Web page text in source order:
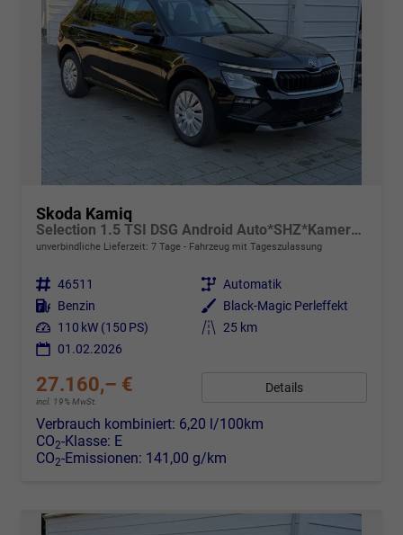
Skoda Kamiq
Selection 1.5 TSI DSG Android Auto*SHZ*Kamera*Keyless*2Z Klimaauto*
unverbindliche Lieferzeit: 7 Tage Fahrzeug mit Tageszulassung
Fahrzeugnr. 46511 Getriebe Automatik
Kraftstoff Benzin Außenfarbe
Black-Magic Perleffekt
Leistung 110 kW (150 PS) Kilometerstand 25 km
01.02.2026
27.160,– €
incl. 19% MwSt.
Details
Verbrauch kombiniert: 6,20 l/100km
CO2-Klasse: E
CO2-Emissionen: 141,00 g/km